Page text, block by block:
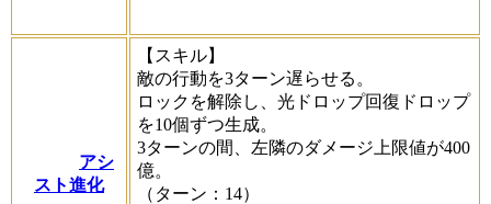
アシ
スト進化
【スキル】
敵の行動を3ターン遅らせる。
ロックを解除し、光ドロップ回復ドロップ
を10個ずつ生成。
3ターンの間、左隣のダメージ上限値が400
億。
（ターン：14）